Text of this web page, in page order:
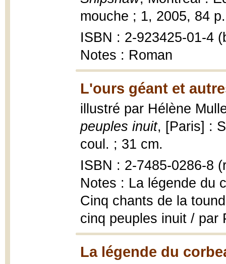
mouche ; 1, 2005, 84
ISBN : 2-923425-01-4
Notes : Roman
L'ours géant et
illustré par Hélène
peuples inuit, [Paris] :
coul. ; 31 cm.
ISBN : 2-7485-0286-8
Notes : La légende du
Cinq chants de la
cinq peuples inuit / par
La légende du